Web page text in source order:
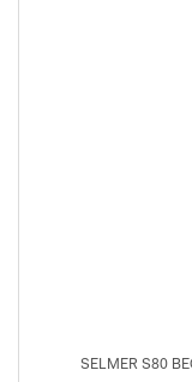
SELMER S80